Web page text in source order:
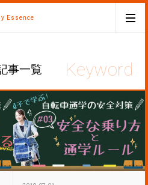
Essence
事一覧